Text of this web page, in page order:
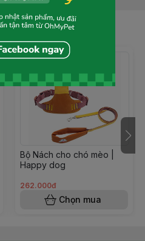
khác
Bộ Nách cho chó mèo |
Happy dog
262.000đ
Chọn mua